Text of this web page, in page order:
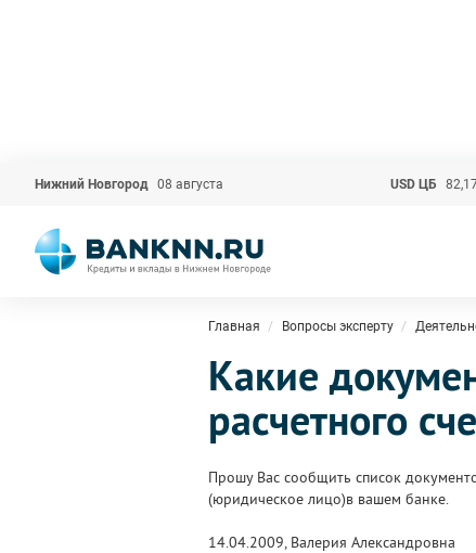
Нижний Новгород 08 августа USD ЦБ
Главная Вопросы эксперту
Какие
расчетного
Прошу Вас сообщить список
(юридическое лицо)в вашем банке.
14.04.2009, Валерия Александровна